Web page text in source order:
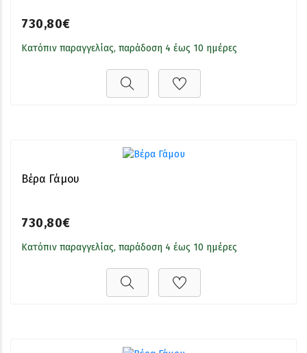
730,80€
Κατόπιν παραγγελίας, παράδοση 4 έως 10 ημέρες
Βέρα Γάμου
730,80€
Κατόπιν παραγγελίας, παράδοση 4 έως 10 ημέρες